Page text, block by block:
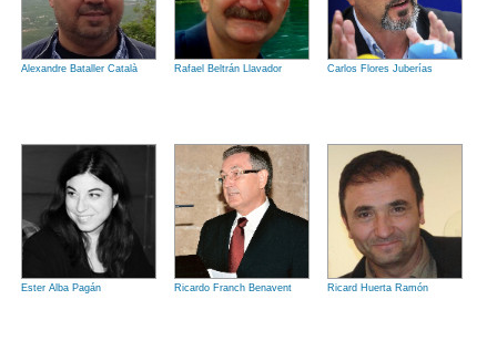
Alexandre Bataller Català Rafael Beltrán Llavador Carlos Flores Juberías
Ester Alba Pagán Ricardo Franch Benavent Ricard Huerta Ramón